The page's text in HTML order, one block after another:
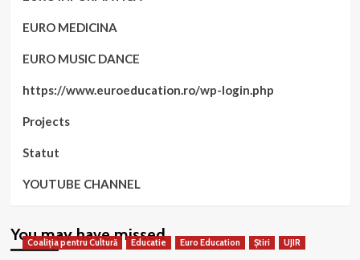
EURO MEDICINA
EURO MUSIC DANCE
https://www.euroeducation.ro/wp-login.php
Projects
Statut
YOUTUBE CHANNEL
You may have missed
Coaliția pentru Cultură Educatie Euro Education Știri UJIR